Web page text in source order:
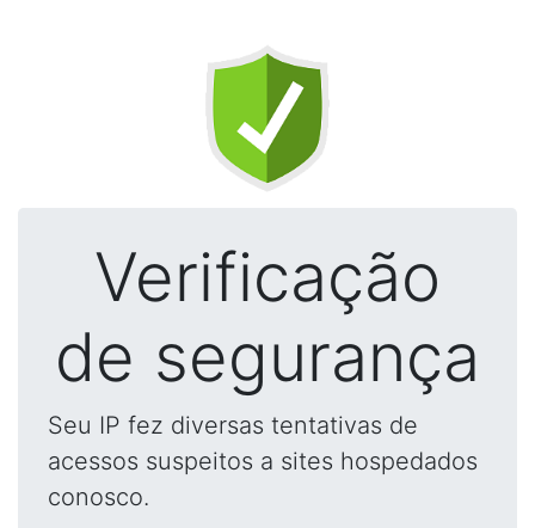
Verificação
de segurança
Seu IP fez diversas tentativas de
acessos suspeitos a sites hospedados
conosco.